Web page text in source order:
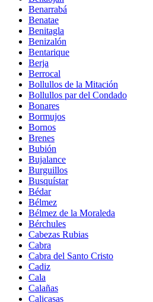
Benarrabá
Benatae
Benitagla
Benizalón
Bentarique
Berja
Berrocal
Bollullos de la Mitación
Bollullos par del Condado
Bonares
Bormujos
Bornos
Brenes
Bubión
Bujalance
Burguillos
Busquístar
Bédar
Bélmez
Bélmez de la Moraleda
Bérchules
Cabezas Rubias
Cabra
Cabra del Santo Cristo
Cadiz
Cala
Calañas
Calicasas